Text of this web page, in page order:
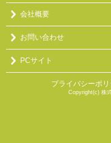
会社概要
お問い合わせ
PCサイト
プライバシーポリ
Copyright(c) 株